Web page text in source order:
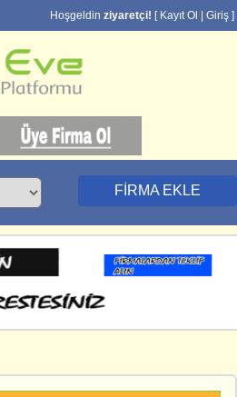
Hoşgeldin ziyaretçi! [ Kayıt Ol Giriş ]
FIRMA EKLE